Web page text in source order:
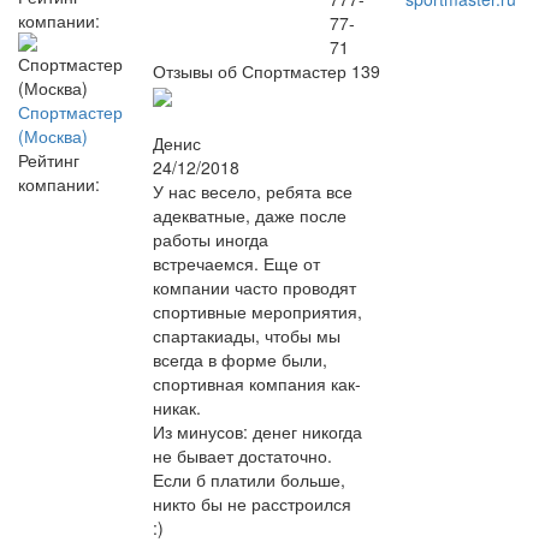
компании:
Спортмастер
(Москва)
Рейтинг
компании:
77-
71
Отзывы об Спортмастер 139
Денис
24/12/2018
У нас весело, ребята все
адекватные, даже после
работы иногда
встречаемся. Еще от
компании часто проводят
спортивные мероприятия,
спартакиады, чтобы мы
всегда в форме были,
спортивная компания как-
никак.
Из минусов: денег никогда
не бывает достаточно.
Если б платили больше,
никто бы не расстроился
:)